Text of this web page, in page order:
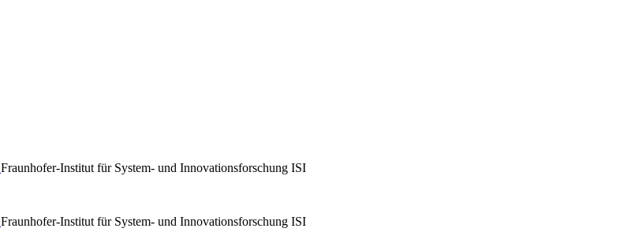
Fraunhofer-Institut für System- und Innovationsforschung ISI
Fraunhofer-Institut für System- und Innovationsforschung ISI